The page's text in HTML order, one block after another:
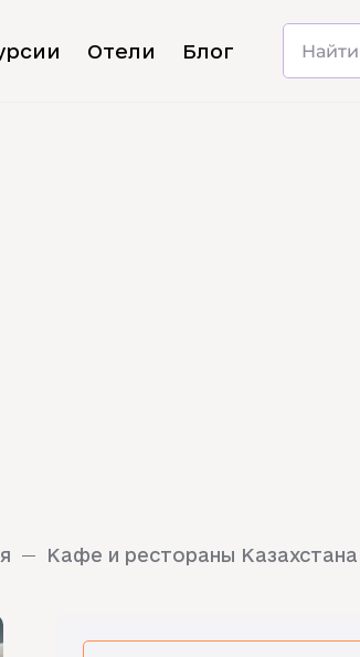
Отели Блог
Кафе и рестораны Казахстана